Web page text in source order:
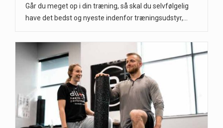
Går du meget op i din træning, så skal du selvfølgelig
have det bedst og nyeste indenfor træningsudstyr,…